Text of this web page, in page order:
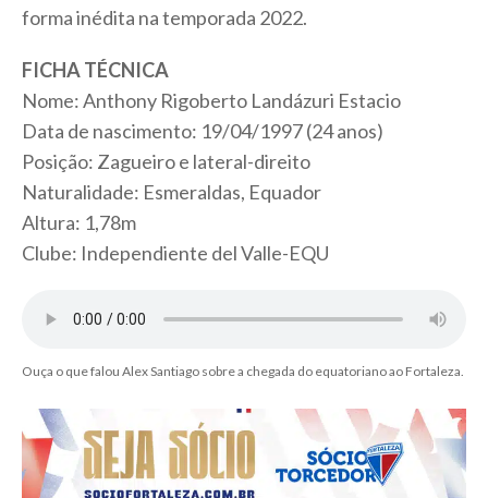
forma inédita na temporada 2022.
FICHA TÉCNICA
Nome: Anthony Rigoberto Landázuri Estacio
Data de nascimento: 19/04/1997 (24 anos)
Posição: Zagueiro e lateral-direito
Naturalidade: Esmeraldas, Equador
Altura: 1,78m
Clube: Independiente del Valle-EQU
Ouça o que falou Alex Santiago sobre a chegada do equatoriano ao Fortaleza.